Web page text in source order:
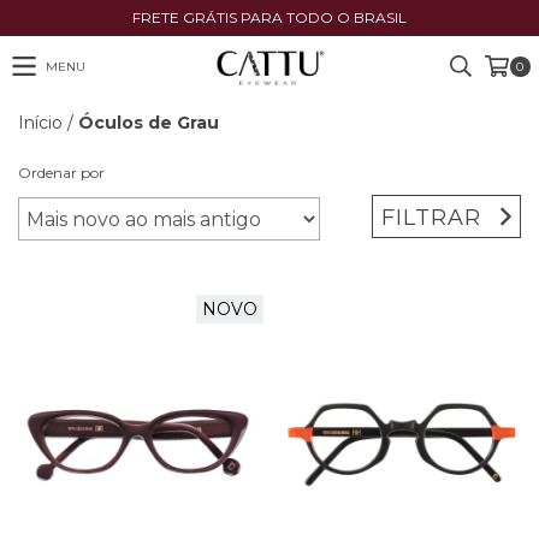
FRETE GRÁTIS PARA TODO O BRASIL
MENU 0
Início / Óculos de Grau
Ordenar por
FILTRAR
NOVO